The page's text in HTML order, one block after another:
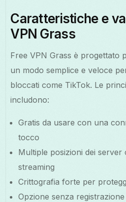
Caratteristiche e
VPN Grass
Free VPN Grass è progettato
un modo semplice e veloce
bloccati come TikTok. Le
includono:
Gratis da usare con una
tocco
Multiple posizioni dei server
streaming
Crittografia forte per
Opzione senza